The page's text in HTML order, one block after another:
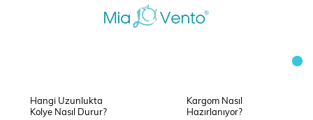
Hangi Uzunlukta
Kolye Nasıl Durur?
Kargom Nasıl
Hazırlanıyor?